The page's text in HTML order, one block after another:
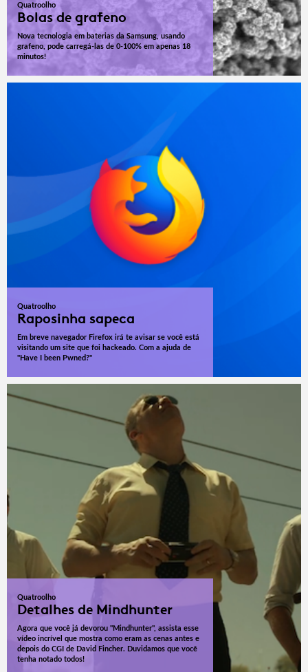
Quatroolho
Bolas de grafeno
Nova tecnologia em baterias da Samsung, usando
grafeno, pode carregá-las de 0-100% em apenas 18
minutos!
Quatroolho
Raposinha sapeca
Em breve navegador Firefox irá te avisar se você está
visitando um site que foi hackeado. Com a ajuda de
"Have I been Pwned?"
Quatroolho
Detalhes de Mindhunter
Agora que você já devorou "Mindhunter", assista esse
vídeo incrível que mostra como eram as cenas antes e
depois do CGI de David Fincher. Duvidamos que você
tenha notado todos!